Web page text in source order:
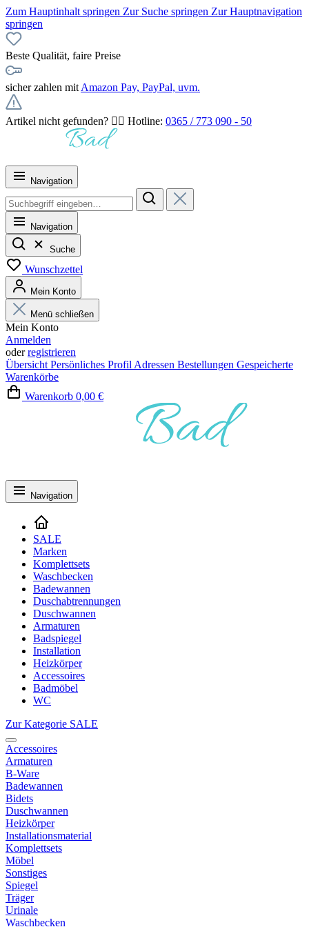
Zum Hauptinhalt springen Zur Suche springen Zur Hauptnavigation
springen
Beste Qualität, faire Preise
sicher zahlen mit Amazon Pay, PayPal, uvm.
Artikel nicht gefunden? 👉🏻 Hotline: 0365 / 773 090 - 50
Navigation
Navigation
Suche
Wunschzettel
Mein Konto
Menü schließen
Mein Konto
Anmelden
oderregistrieren
Übersicht Persönliches Profil Adressen Bestellungen Gespeicherte
Warenkörbe
Warenkorb 0,00 €
Navigation
SALE
Marken
Komplettsets
Waschbecken
Badewannen
Duschabtrennungen
Duschwannen
Armaturen
Badspiegel
Installation
Heizkörper
Accessoires
Badmöbel
WC
Zur Kategorie SALE
Accessoires
Armaturen
B-Ware
Badewannen
Bidets
Duschwannen
Heizkörper
Installationsmaterial
Komplettsets
Möbel
Sonstiges
Spiegel
Träger
Urinale
Waschbecken